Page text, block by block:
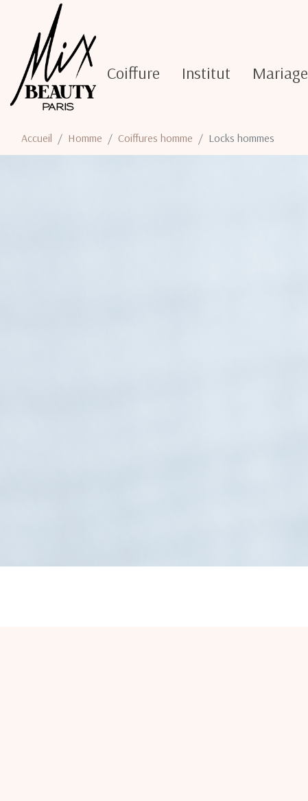
Coiffure Institut Mariage
Accueil Homme Coiffures homme Locks hommes